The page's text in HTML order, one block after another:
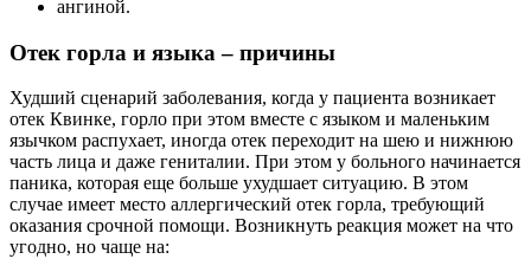
ангиной.
Отек горла и языка – причины
Худший сценарий заболевания, когда у пациента возникает
отек Квинке, горло при этом вместе с языком и маленьким
язычком распухает, иногда отек переходит на шею и нижнюю
часть лица и даже гениталии. При этом у больного начинается
паника, которая еще больше ухудшает ситуацию. В этом
случае имеет место аллергический отек горла, требующий
оказания срочной помощи. Возникнуть реакция может на что
угодно, но чаще на: